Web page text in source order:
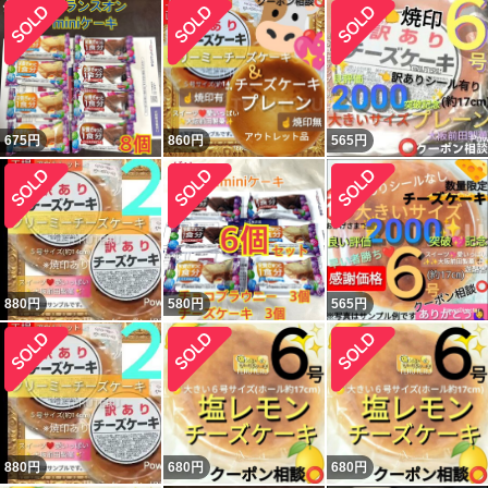
675円 860円 565円
880円 580円 565円
880円 680 円 680 円